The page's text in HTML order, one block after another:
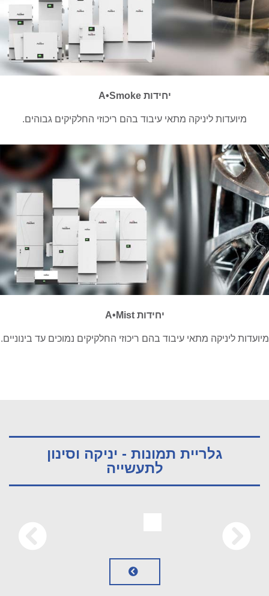
יחידות A•Smoke
מיועדות ליניקה מתאי עיבוד בהם ריכוזי החלקיקים גבוהים.
יחידות A•Mist
מיועדות ליניקה מתאי עיבוד בהם ריכוזי החלקיקים נמוכים עד בינוניים.
גלריית תמונות - יניקה וסינון
לתעשייה